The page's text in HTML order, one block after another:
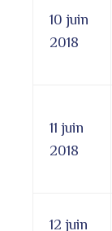
10 juin
2018
11 juin
2018
12 juin